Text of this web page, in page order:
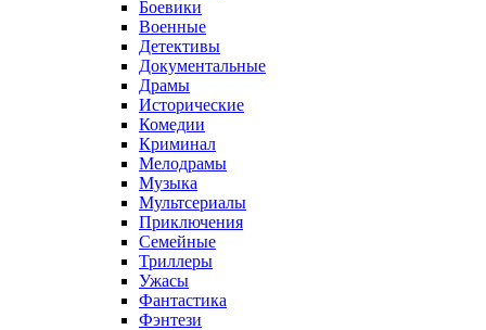
Боевики
Военные
Детективы
Документальные
Драмы
Исторические
Комедии
Криминал
Мелодрамы
Музыка
Мультсериалы
Приключения
Семейные
Триллеры
Ужасы
Фантастика
Фэнтези